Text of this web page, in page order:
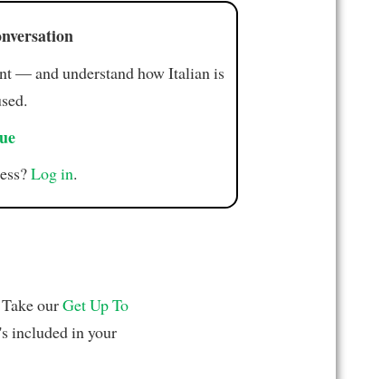
— and understand how Italian is
Log in.
Take ourGet Up To
included in your